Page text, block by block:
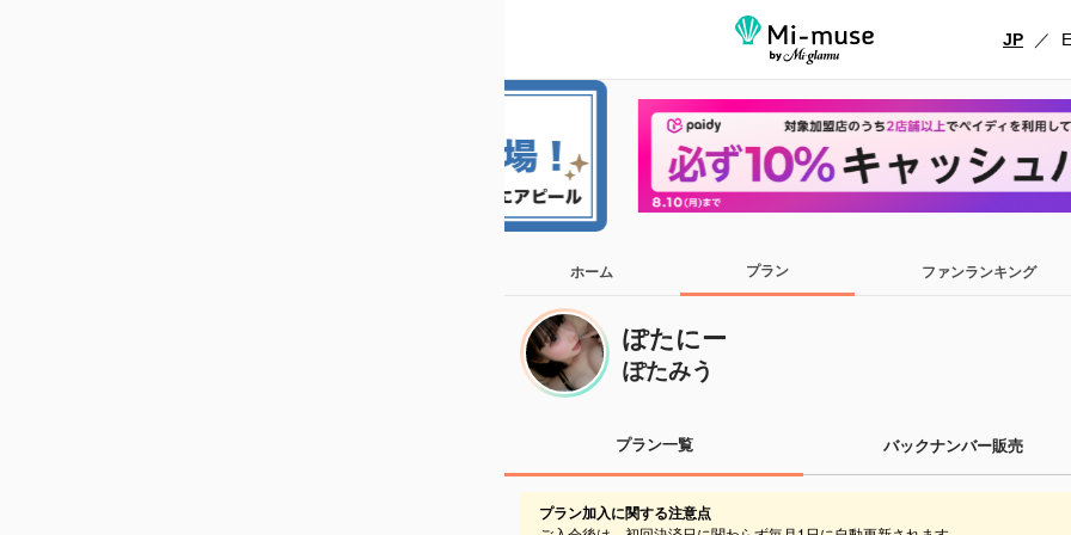
JP ／
ホーム プラン ファンランキング
ぽたにー
ぽたみう
プラン一覧 バックナンバー販売
プラン加入に関する注意点